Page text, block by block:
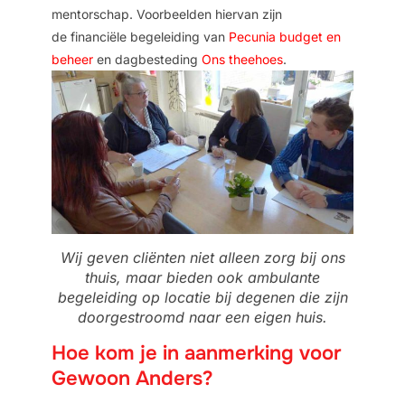
mentorschap. Voorbeelden hiervan zijn
de financiële begeleiding van Pecunia budget en
beheerendagbesteding Ons theehoes.
Wij geven cliënten niet alleen zorg bij ons
thuis, maar bieden ook ambulante
begeleiding op locatie bij degenen die zijn
doorgestroomd naar een eigen huis.
Hoe kom je in aanmerking voor
Gewoon Anders?